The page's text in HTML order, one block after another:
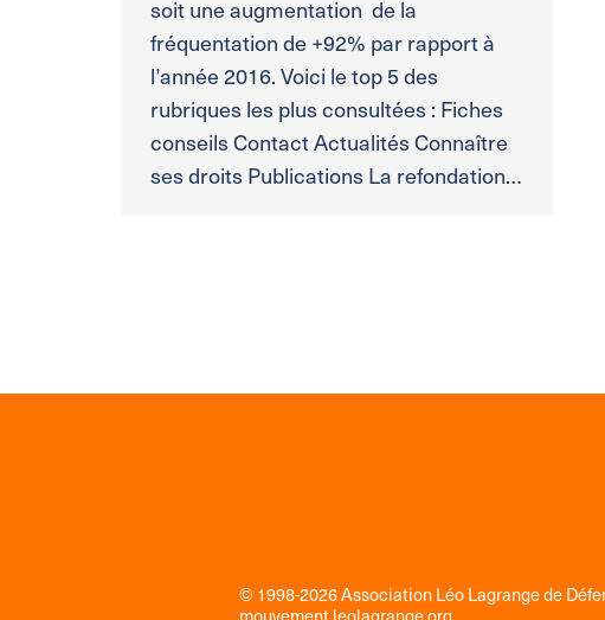
soit une augmentation de la
fréquentation de +92% par rapport à
l’année 2016. Voici le top 5 des
rubriques les plus consultées : Fiches
conseils Contact Actualités Connaître
ses droits Publications La refondation…
© 1998-2026 Association Léo Lagrange de